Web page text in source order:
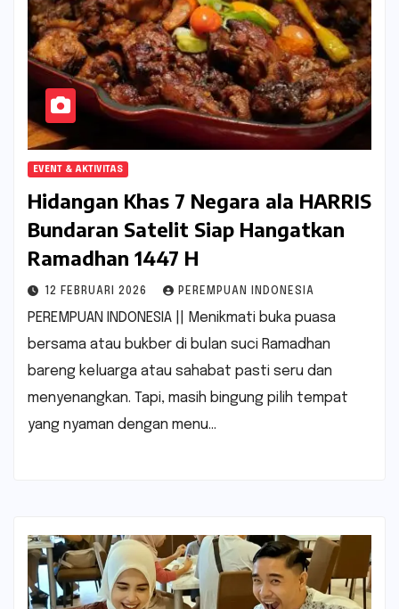
EVENT & AKTIVITAS
Hidangan Khas 7 Negara ala HARRIS
Bundaran Satelit Siap Hangatkan
Ramadhan 1447 H
12 FEBRUARI 2026 PEREMPUAN INDONESIA
PEREMPUAN INDONESIA || Menikmati buka puasa
bersama atau bukber di bulan suci Ramadhan
bareng keluarga atau sahabat pasti seru dan
menyenangkan. Tapi, masih bingung pilih tempat
yang nyaman dengan menu…